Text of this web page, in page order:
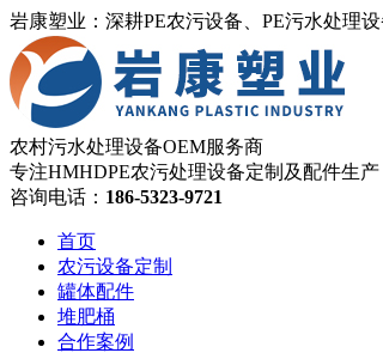
岩康塑业：深耕PE农污设备、PE污水处理
农村污水处理设备OEM服务商
专注HMHDPE农污处理设备定制及配件生产
咨询电话： 186-5323-9721
首页
农污设备定制
罐体配件
堆肥桶
合作案例